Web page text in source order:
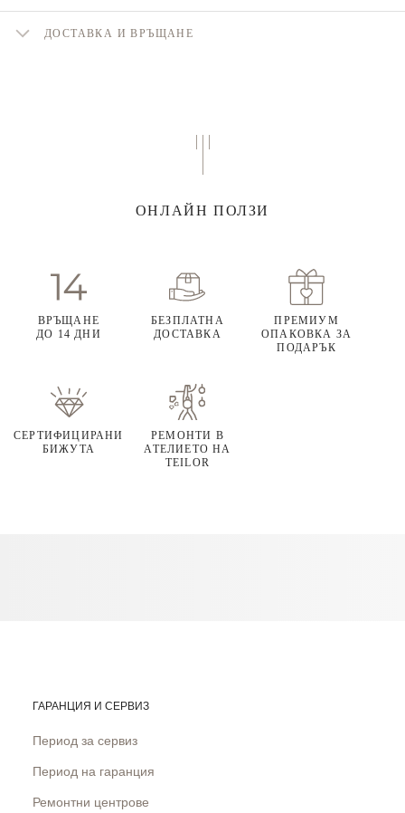
ДОСТАВКА И ВРЪЩАНЕ
ОНЛАЙН ПОЛЗИ
ВРЪЩАНЕ
ДО 14 ДНИ
БЕЗПЛАТНА
ДОСТАВКА
ПРЕМИУМ
ОПАКОВКА ЗА
ПОДАРЪК
СЕРТИФИЦИРАНИ
БИЖУТА
РЕМОНТИ В
АТЕЛИЕТО НА
TEILOR
ГАРАНЦИЯ И СЕРВИЗ
Период за сервиз
Период на гаранция
Ремонтни центрове